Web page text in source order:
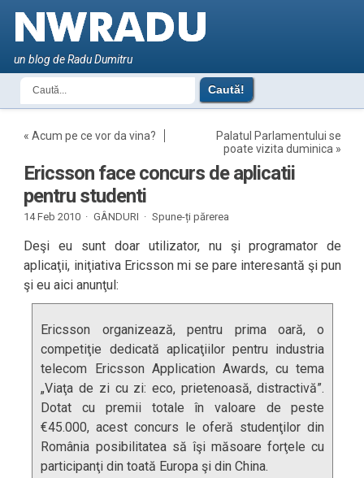
un blog de Radu Dumitru
«Acum pe ce vor da vina?
Palatul Parlamentului se
poate vizita duminica »
Ericsson face concurs de aplicatii
pentru studenti
14 Feb 2010 · GÂNDURI · Spune-ți părerea
Deşi eu sunt doar utilizator, nu şi programator de
aplicaţii, iniţiativa Ericsson mi se pare interesantă şi pun
şi eu aici anunţul:
Ericsson organizează, pentru prima oară, o
competiţie dedicată aplicaţiilor pentru industria
telecom Ericsson Application Awards, cu tema
„Viaţa de zi cu zi: eco, prietenoasă, distractivă”.
Dotat cu premii totale în valoare de peste
€45.000, acest concurs le oferă studenţilor din
România posibilitatea să îşi măsoare forţele cu
participanţi din toată Europa şi din China.